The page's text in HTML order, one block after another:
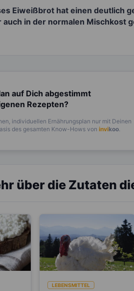
Eiweißbrot hat einen deutlich
auch in der normalen Mischkost
auf Dich abgestimmt
Rezepten?
individuellen Ernährungsplan nur mit Deinen
des gesamten Know-Hows von invikoo.
über die Zutaten
LEBENSMITTEL